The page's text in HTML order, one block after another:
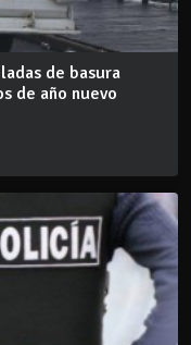
de basura
de año nuevo